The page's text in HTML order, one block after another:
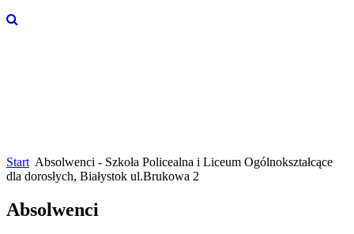
Start Absolwenci - Szkoła Policealna i Liceum Ogólnokształcące
dla dorosłych, Białystok ul.Brukowa 2
Absolwenci